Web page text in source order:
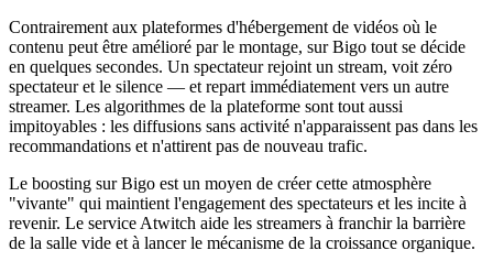
Contrairement aux plateformes d'hébergement de vidéos où le
contenu peut être amélioré par le montage, sur Bigo tout se décide
en quelques secondes. Un spectateur rejoint un stream, voit zéro
spectateur et le silence — et repart immédiatement vers un autre
streamer. Les algorithmes de la plateforme sont tout aussi
impitoyables : les diffusions sans activité n'apparaissent pas dans les
recommandations et n'attirent pas de nouveau trafic.
Le boosting sur Bigo est un moyen de créer cette atmosphère
"vivante" qui maintient l'engagement des spectateurs et les incite à
revenir. Le service Atwitch aide les streamers à franchir la barrière
de la salle vide et à lancer le mécanisme de la croissance organique.